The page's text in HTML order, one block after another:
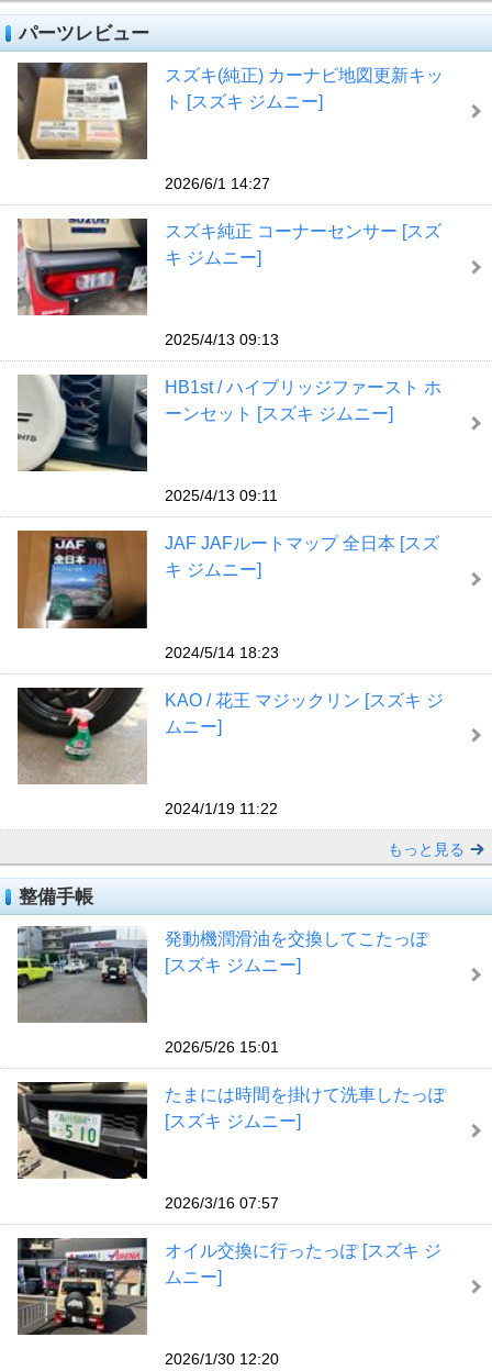
パーツレビュー
スズキ(純正) カーナビ地図更新キッ
ト [スズキ ジムニー]
2026/6/1 14:27
スズキ純正 コーナーセンサー [スズ
キ ジムニー]
2025/4/13 09:13
HB1st / ハイブリッジファースト ホ
ーンセット [スズキ ジムニー]
2025/4/13 09:11
JAF JAFルートマップ 全日本 [スズ
キ ジムニー]
2024/5/14 18:23
KAO / 花王 マジックリン [スズキ ジ
ムニー]
2024/1/19 11:22
もっと見る
整備手帳
発動機潤滑油を交換してこたっぽ
[スズキ ジムニー]
2026/5/26 15:01
たまには時間を掛けて洗車したっぽ
[スズキ ジムニー]
2026/3/16 07:57
オイル交換に行ったっぽ [スズキ ジ
ムニー]
2026/1/30 12:20